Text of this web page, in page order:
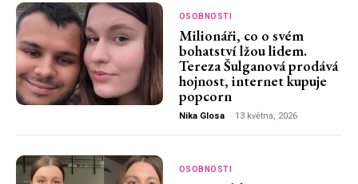
OSOBNOSTI
Milionáři, co o svém
bohatství lžou lidem.
Tereza Šulganová prodává
hojnost, internet kupuje
popcorn
Nika Glosa - 13 května, 2026
OSOBNOSTI